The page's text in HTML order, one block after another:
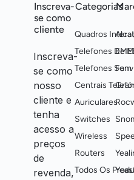
Inscreva-
se como
cliente
Inscreva-
se como
nosso
cliente e
tenha
acesso a
preços
de
revenda,
Categorias
Quadros
Telefones De
Telefones Sem
Centrais
Auriculares
Switches
Wireless
Routers
Todos Os